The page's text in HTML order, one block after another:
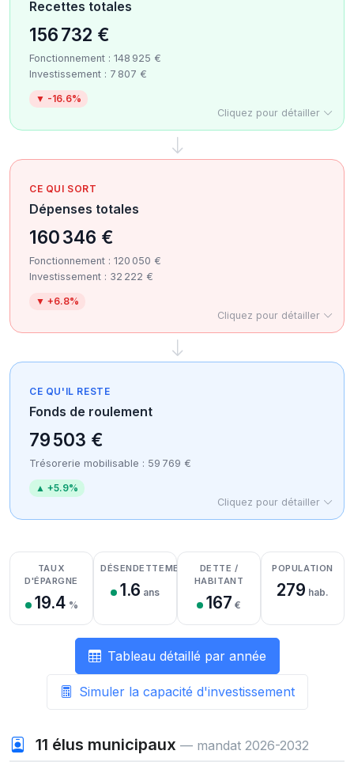
Recettes totales
156 732 €
Fonctionnement : 148 925 €
Investissement : 7 807 €
▼ -16.6%
Cliquez pour détailler
CE QUI SORT
Dépenses totales
160 346 €
Fonctionnement : 120 050 €
Investissement : 32 222 €
▼ +6.8%
Cliquez pour détailler
CE QU'IL RESTE
Fonds de roulement
79 503 €
Trésorerie mobilisable : 59 769 €
▲ +5.9%
Cliquez pour détailler
Détail des recettes
Détail des dépenses
Détail de la trésorerie
TAUX
D'ÉPARGNE
19.4 %
DÉSENDETTEMENT
1.6 ans
DETTE /
HABITANT
167 €
POPULATION
279 hab.
Tableau détaillé par année
Simuler la capacité d'investissement
11 élus municipaux — mandat 2026-2032